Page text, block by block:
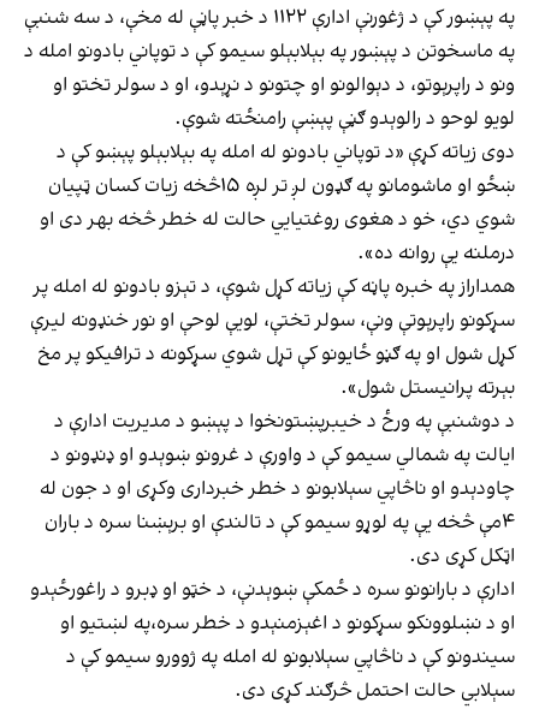
په پېښور کې د ژغورنې ادارې ۱۱۲۲ د خبر پاڼې له مخې، د سه شنبې
په ماسخوتن د پېښور په بېلابېلو سيمو کې د توپاني بادونو امله د
ونو د راپرېوتو، د دېوالونو او چتونو د نړېدو، او د سولر تختو او
لویو لوحو د رالوېدو ګڼې پېښې رامنځته شوې.
دوی زیاته کړې «د توپاني بادونو له امله په بېلابېلو پېښو کې د
ښځو او ماشومانو په ګډون لږ تر لږه ۱۵څخه زیات کسان ټپیان
شوي دي، خو د هغوی روغتیايي حالت له خطر څخه بهر دی او
درملنه یې روانه ده».
همداراز په خبره پاڼه کې زياته کړل شوې، د تېزو بادونو له امله پر
سړکونو راپرېوتې ونې، سولر تختې، لویې لوحې او نور خنډونه لیرې
کړل شول او په ګڼو ځایونو کې تړل شوي سړکونه د ترافیکو پر مخ
بېرته پرانیستل شول».
د دوشنبې په ورځ د خيبرپښتونخوا د پېښو د مدیریت ادارې د
ایالت په شمالي سيمو کې د واورې د غرونو ښوېدو او ډنډونو د
چاودېدو او ناڅاپي سېلابونو د خطر خبرداری وکړی او د جون له
۴مې څخه یې په لوړو سیمو کې د تالندې او برېښنا سره د باران
اټکل کړی دی.
ادارې د بارانونو سره د ځمکې ښوېدنې، د خټو او ډبرو د راغورځېدو
او د نښلوونکو سړکونو د اغېزمنېدو د خطر سره،په لښتيو او
سیندونو کې د ناڅاپي سېلابونو له امله په ژوورو سیمو کې د
سېلابي حالت احتمل څرګند کړی دی.